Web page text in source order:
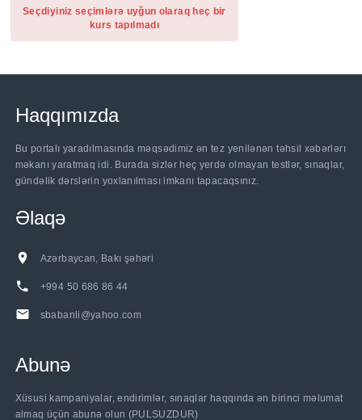
Seçdiyiniz seçimlərə uyğun olaraq heç bir
kurs tapılmadı
Haqqımızda
Bu portalı yaradılmasında məqsədimiz ən tez yenilənən təhsil xəbərlərı
məkanı yaratmaq idi. Burada sizlər heç yerdə olmayan testlər, sınaqlar,
gündəlik dərslərin yoxlanılması imkanı tapacaqsınız.
Əlaqə
Azərbaycan, Bakı şəhəri
+994 50 686 86 44
sbabanli@yahoo.com
Abunə
Xüsusi kampaniyalar, endirimlər, sınaqlar haqqında ən birinci məlumat
almaq üçün abunə olun (PULSUZDUR)